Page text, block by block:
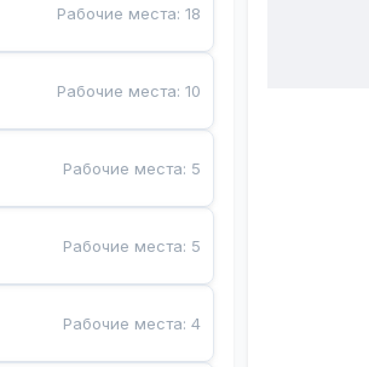
Рабочие места:18
Рабочие места:10
Рабочие места: 5
Рабочие места: 5
Рабочие места:4